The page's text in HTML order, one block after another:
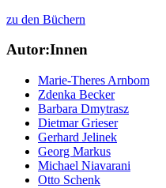
zu den Büchern
Autor:Innen
Marie-Theres Arnbom
Zdenka Becker
Barbara Dmytrasz
Dietmar Grieser
Gerhard Jelinek
Georg Markus
Michael Niavarani
Otto Schenk